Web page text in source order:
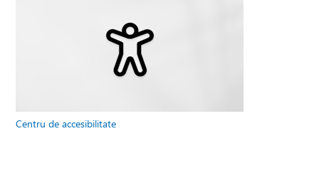
Centru de accesibilitate